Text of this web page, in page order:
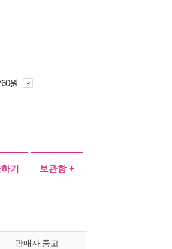
원
기 보관함 +
판매자 중고